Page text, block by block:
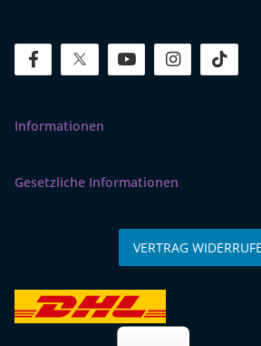
facebooktwitteryoutube instagram
Informationen
Gesetzliche Informationen
VERTRAG